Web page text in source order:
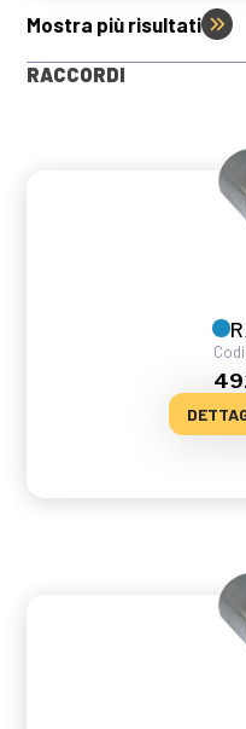
Mostra più risultati
RACCORDI